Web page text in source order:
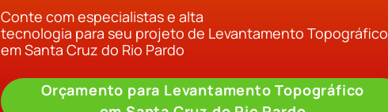
Conte com especialistas e alta
tecnologia para seu projeto de Levantamento Topográfico
em Santa Cruz do Rio Pardo
Orçamento para Levantamento Topográfico